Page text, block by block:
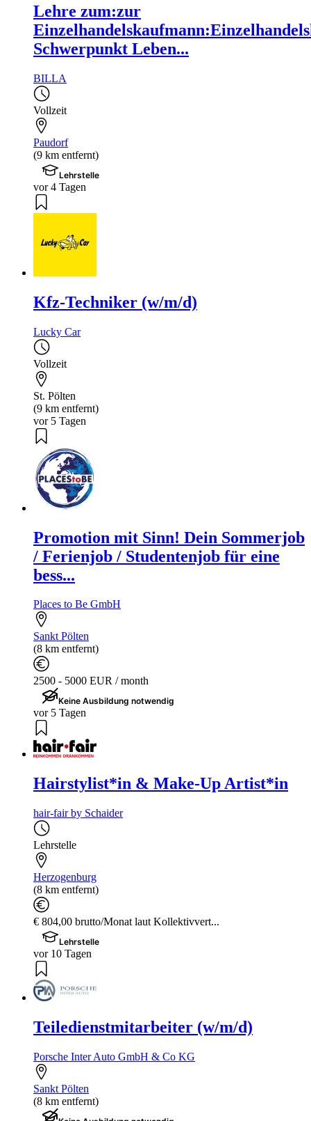
Lehre zum:zur
Schwerpunkt Leben...
BILLA
Vollzeit
Paudorf
(9 km entfernt)
Lehrstelle
vor 4 Tagen
Kfz-Techniker (w/m/d)
Lucky Car
Vollzeit
St. Pölten
(9 km entfernt)
vor 5 Tagen
Promotion mit Sinn! Dein Sommerjob
/ Ferienjob / Studentenjob für eine
bess...
Places to Be GmbH
Sankt Pölten
(8 km entfernt)
2500 - 5000 EUR / month
Keine Ausbildung notwendig
vor 5 Tagen
Hairstylist*in & Make-Up Artist*in
hair-fair by Schaider
Lehrstelle
Herzogenburg
(8 km entfernt)
€ 804,00 brutto/Monat laut Kollektivvert...
Lehrstelle
vor 10 Tagen
Teiledienstmitarbeiter (w/m/d)
Porsche Inter Auto GmbH & Co KG
Sankt Pölten
(8 km entfernt)